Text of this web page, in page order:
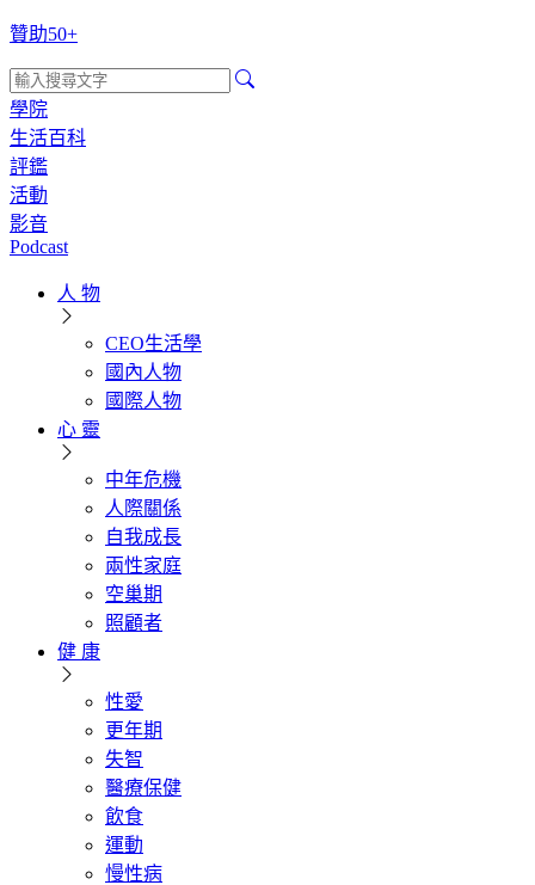
贊助50+
學院
生活百科
評鑑
活動
影音
Podcast
人 物
CEO生活學
國內人物
國際人物
心 靈
中年危機
人際關係
自我成長
兩性家庭
空巢期
照顧者
健 康
性愛
更年期
失智
醫療保健
飲食
運動
慢性病